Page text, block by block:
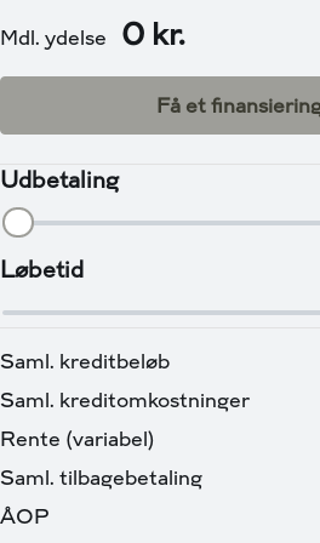
fjernlys, Lysassistent, Adaptiv
cockpit, Højdejusterbart
Justerbart rat, Kopholder,
Multijusterbart rat, Splitbagsæde,
Automatgear, Automatisk
Apple CarPlay, Aut.
Bluetooth, Centrallås, DAB radio,
instrumentering, El-
Håndfri telefon, Infodisplay,
Multifunktionsrat,
Navigation, Nøglefri døre,
Regnsensor, Servo, Sædevarme
Trådløs mobilopladning,
USB-C stik, ABS, Airbag,
nødbremsesystem, Automatisk
Blindvinkelassistent,
Isofix, Passagerairbag,